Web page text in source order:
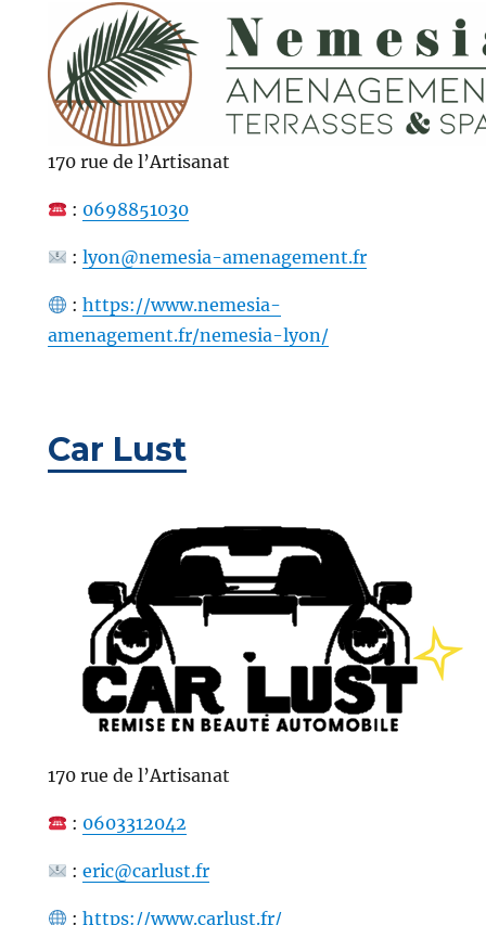
170 rue de l’Artisanat
: 0698851030
:lyon@nemesia-amenagement.fr
:https://www.nemesia-
amenagement.fr/nemesia-lyon/
Car Lust
170 rue de l’Artisanat
: 0603312042
:eric@carlust.fr
:https://www.carlust.fr/